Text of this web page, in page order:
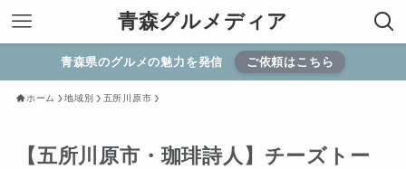
青森グルメディア
青森県のグルメの魅力を発信 ご依頼はこちら
ホーム 地域別 五所川原市
【五所川原市・珈琲詩人】チーズトー